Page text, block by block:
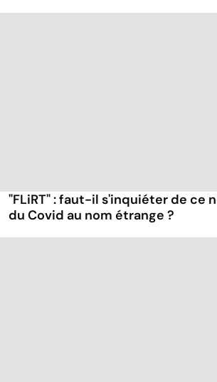
"FLiRT" : faut-il s'inquiéter de ce
du Covid au nom étrange ?